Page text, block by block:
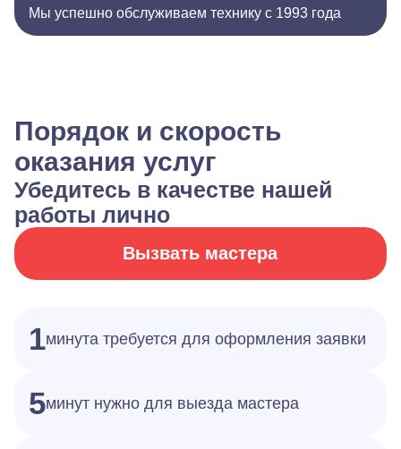
Мы успешно обслуживаем технику с 1993 года
Порядок и скорость
оказания услуг
Убедитесь в качестве нашей
работы лично
Вызвать мастера
1минута требуется для оформления заявки
5минут нужно для выезда мастера